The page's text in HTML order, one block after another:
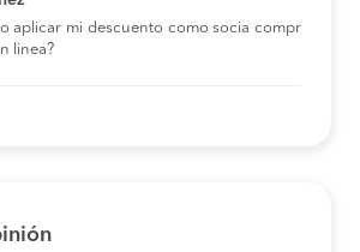
aplicar mi descuento como socia compr
linea?